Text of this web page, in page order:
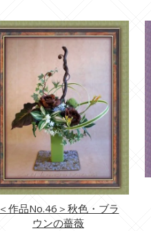
＜作品No.46＞秋色・ブラ
ウンの薔薇